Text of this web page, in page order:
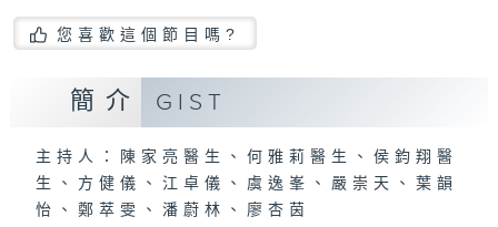
您喜歡這個節目嗎?
簡介 GIST
主持人：陳家亮醫生、何雅莉醫生、侯鈞翔醫
生、方健儀、江卓儀、虞逸峯、嚴崇天、葉韻
怡、鄭萃雯、潘蔚林、廖杏茵